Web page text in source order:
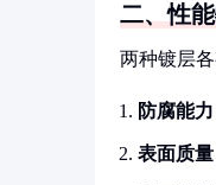
二、性
两种镀层各
防腐能力
表面质量